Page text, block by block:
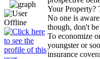
Your Property?
No one is
though, don't
To economize
youngster or
insurance